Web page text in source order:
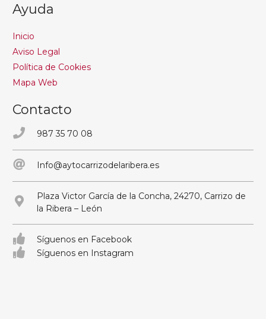
Ayuda
Inicio
Aviso Legal
Política de Cookies
Mapa Web
Contacto
987 35 70 08
Info@aytocarrizodelaribera.es
Plaza Victor García de la Concha, 24270, Carrizo de
la Ribera – León
Síguenos en Facebook
Síguenos en Instagram